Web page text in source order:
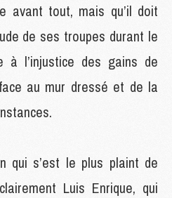
avant tout, mais qu’il doit
de ses troupes durant le
à l’injustice des gains de
au mur dressé et de la
qui s’est le plus plaint de
Luis Enrique, qui